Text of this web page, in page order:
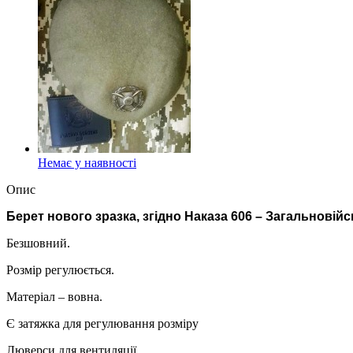
Немає у наявності
Опис
Берет нового зразка, згідно Наказа 606 –
Безшовний.
Розмір регулюється.
Матеріал – вовна.
Є затяжка для регулювання розміру